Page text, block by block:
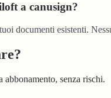
a canusign?
documenti esistenti.
abbonamento, senza rischi.